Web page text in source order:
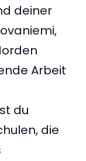
deiner
Arbeit
du
die